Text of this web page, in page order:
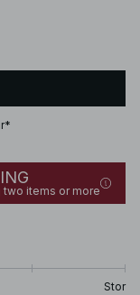
items or more
Stor